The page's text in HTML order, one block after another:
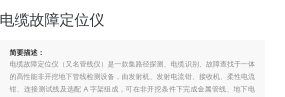
电缆故障定位仪
简要描述：
电缆故障定位仪（又名管线仪）是一款集路径探测、电缆识别、故障查找于一体
的高性能非开挖地下管线检测设备，由发射机、发射电流钳、接收机、柔性电流
钳、连接测试线及选配 A 字架组成，可在非开挖条件下完成金属管线、地下电